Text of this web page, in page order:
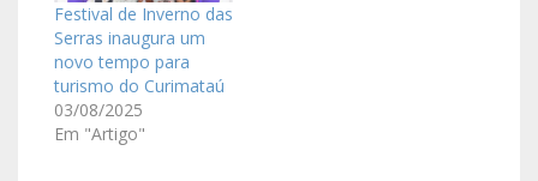
Festival de Inverno das
Serras inaugura um
novo tempo para
turismo do Curimataú
03/08/2025
Em "Artigo"